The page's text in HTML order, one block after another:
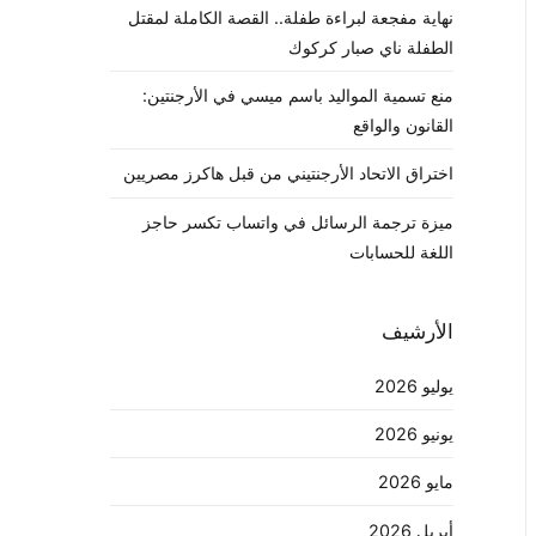
نهاية مفجعة لبراءة طفلة.. القصة الكاملة لمقتل
الطفلة ناي صبار كركوك
منع تسمية المواليد باسم ميسي في الأرجنتين:
القانون والواقع
اختراق الاتحاد الأرجنتيني من قبل هاكرز مصريين
ميزة ترجمة الرسائل في واتساب تكسر حاجز
اللغة للحسابات
الأرشيف
يوليو 2026
يونيو 2026
مايو 2026
أبريل 2026